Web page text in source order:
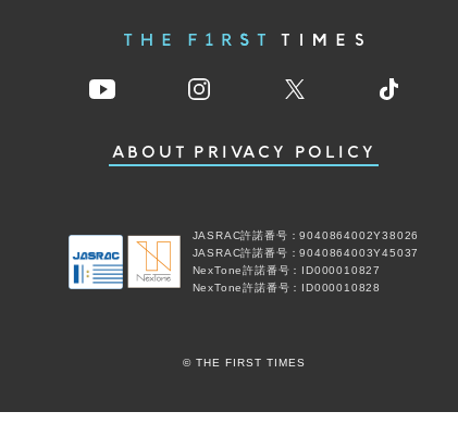
ABOUT PRIVACY POLICY
JASRAC許諾番号：9040864002Y38026
JASRAC許諾番号：9040864003Y45037
NexTone許諾番号：ID000010827
NexTone許諾番号：ID000010828
© THE FIRST TIMES